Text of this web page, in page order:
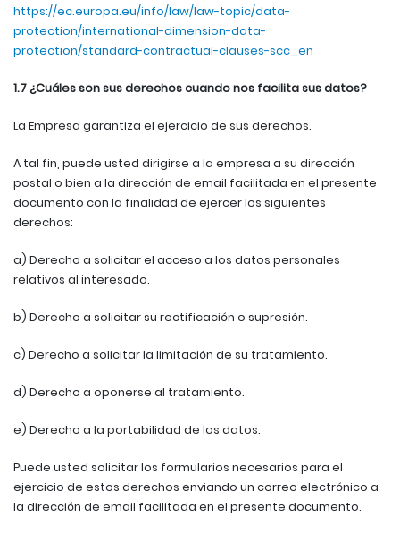
https://ec.europa.eu/info/law/law-topic/data-
protection/international-dimension-data-
protection/standard-contractual-clauses-scc_en
1.7 ¿Cuáles son sus derechos cuando nos facilita sus datos?
La Empresa garantiza el ejercicio de sus derechos.
A tal fin, puede usted dirigirse a la empresa a su dirección
postal o bien a la dirección de email facilitada en el presente
documento con la finalidad de ejercer los siguientes
derechos:
a) Derecho a solicitar el acceso a los datos personales
relativos al interesado.
b) Derecho a solicitar su rectificación o supresión.
c) Derecho a solicitar la limitación de su tratamiento.
d) Derecho a oponerse al tratamiento.
e) Derecho a la portabilidad de los datos.
Puede usted solicitar los formularios necesarios para el
ejercicio de estos derechos enviando un correo electrónico a
la dirección de email facilitada en el presente documento.